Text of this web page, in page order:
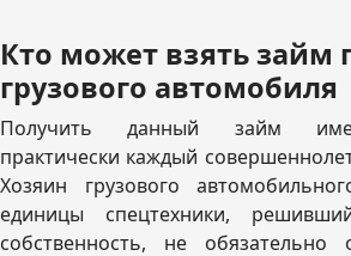
Кто может взять займ
грузового автомобиля
Получить данный займ
практически каждый
Хозяин грузового
единицы спецтехники,
собственность, не обязательно